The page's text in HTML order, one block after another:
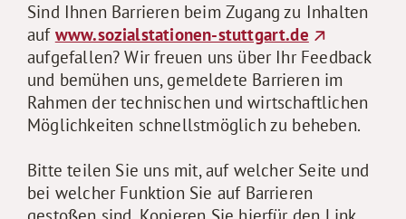
Sind Ihnen Barrieren beim Zugang zu Inhalten
auf www.sozialstationen-stuttgart.de
aufgefallen? Wir freuen uns über Ihr Feedback
und bemühen uns, gemeldete Barrieren im
Rahmen der technischen und wirtschaftlichen
Möglichkeiten schnellstmöglich zu beheben.
Bitte teilen Sie uns mit, auf welcher Seite und
bei welcher Funktion Sie auf Barrieren